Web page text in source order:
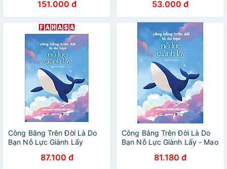
151.000 đ 53.000 đ
Công Bằng Trên Đời Là Do
Bạn Nỗ Lực Giành Lấy
87.100 đ
Công Bằng Trên Đời Là Do
Bạn Nỗ Lực Giành Lấy - Mao
81.180 đ